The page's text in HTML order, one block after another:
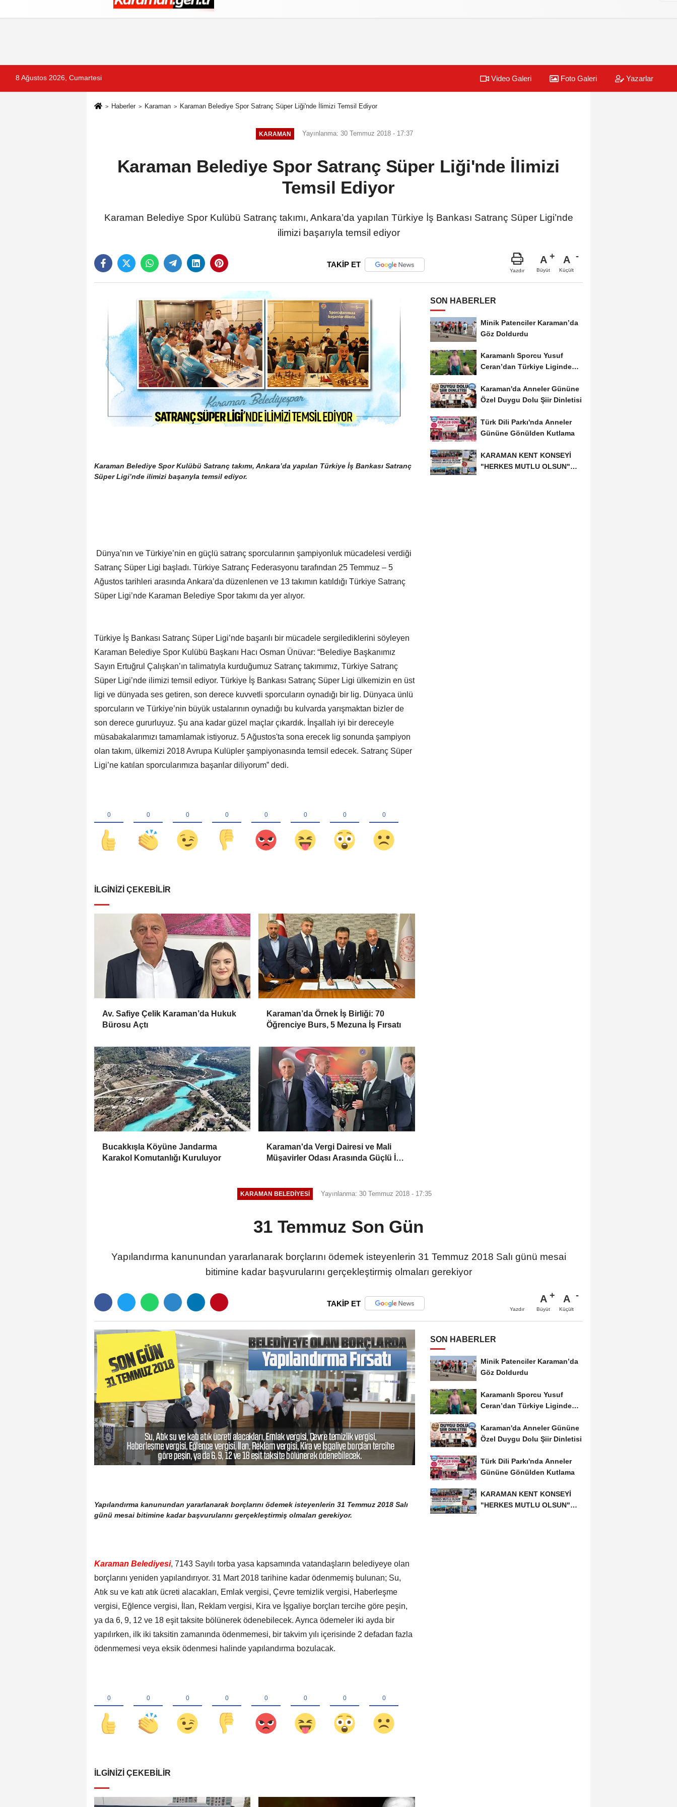
Künye İletişim Çerez Politikası
8 Ağustos 2026, Cumartesi Video Galeri Foto Galeri Yazarlar
Haberler Karaman Karaman Belediye Spor Satranç Süper Liği'nde İlimizi Temsil Ediyor
KARAMAN Yayınlanma: 30 Temmuz 2018 - 17:37
Karaman Belediye Spor Satranç Süper Liği'nde İlimizi
Temsil Ediyor
Karaman Belediye Spor Kulübü Satranç takımı, Ankara’da yapılan Türkiye İş Bankası Satranç Süper Ligi’nde
ilimizi başarıyla temsil ediyor
TAKİP ET
Yazdır
A
Büyüt
A
Küçült
Karaman Belediye Spor Kulübü Satranç takımı, Ankara’da yapılan Türkiye İş Bankası Satranç
Süper Ligi’nde ilimizi başarıyla temsil ediyor.
Dünya’nın ve Türkiye’nin en güçlü satranç sporcularının şampiyonluk mücadelesi verdiği
Satranç Süper Ligi başladı. Türkiye Satranç Federasyonu tarafından 25 Temmuz – 5
Ağustos tarihleri arasında Ankara’da düzenlenen ve 13 takımın katıldığı Türkiye Satranç
Süper Ligi’nde Karaman Belediye Spor takımı da yer alıyor.
Türkiye İş Bankası Satranç Süper Ligi’nde başarılı bir mücadele sergilediklerini söyleyen
Karaman Belediye Spor Kulübü Başkanı Hacı Osman Ünüvar: “Belediye Başkanımız
Sayın Ertuğrul Çalışkan’ın talimatıyla kurduğumuz Satranç takımımız, Türkiye Satranç
Süper Ligi’nde ilimizi temsil ediyor. Türkiye İş Bankası Satranç Süper Ligi ülkemizin en üst
ligi ve dünyada ses getiren, son derece kuvvetli sporcuların oynadığı bir lig. Dünyaca ünlü
sporcuların ve Türkiye’nin büyük ustalarının oynadığı bu kulvarda yarışmaktan bizler de
son derece gururluyuz. Şu ana kadar güzel maçlar çıkardık. İnşallah iyi bir dereceyle
müsabakalarımızı tamamlamak istiyoruz. 5 Ağustos'ta sona erecek lig sonunda şampiyon
olan takım, ülkemizi 2018 Avrupa Kulüpler şampiyonasında temsil edecek. Satranç Süper
Ligi’ne katılan sporcularımıza başarılar diliyorum” dedi.
İLGINIZI ÇEKEBILIR
Av. Safiye Çelik Karaman’da Hukuk
Bürosu Açtı
Karaman’da Örnek İş Birliği: 70
Öğrenciye Burs, 5 Mezuna İş Fırsatı
Bucakkışla Köyüne Jandarma
Karakol Komutanlığı Kuruluyor
Karaman'da Vergi Dairesi ve Mali
Müşavirler Odası Arasında Güçlü İş
SON HABERLER
Minik Patenciler Karaman’da
Göz Doldurdu
Karamanlı Sporcu Yusuf
Ceran’dan Türkiye Liginde
Karaman'da Anneler Gününe
Özel Duygu Dolu Şiir Dinletisi
Türk Dili Parkı'nda Anneler
Gününe Gönülden Kutlama
KARAMAN KENT KONSEYİ
"HERKES MUTLU OLSUN"
KARAMAN BELEDIYESI Yayınlanma: 30 Temmuz 2018 - 17:35
31 Temmuz Son Gün
Yapılandırma kanunundan yararlanarak borçlarını ödemek isteyenlerin 31 Temmuz 2018 Salı günü mesai
bitimine kadar başvurularını gerçekleştirmiş olmaları gerekiyor
TAKİP ET
Yazdır
A
Büyüt
A
Küçült
Yapılandırma kanunundan yararlanarak borçlarını ödemek isteyenlerin 31 Temmuz 2018 Salı
günü mesai bitimine kadar başvurularını gerçekleştirmiş olmaları gerekiyor.
Karaman Belediyesi, 7143 Sayılı torba yasa kapsamında vatandaşların belediyeye olan
borçlarını yeniden yapılandırıyor. 31 Mart 2018 tarihine kadar ödenmemiş bulunan; Su,
Atık su ve katı atık ücreti alacakları, Emlak vergisi, Çevre temizlik vergisi, Haberleşme
vergisi, Eğlence vergisi, İlan, Reklam vergisi, Kira ve İşgaliye borçları tercihe göre peşin,
ya da 6, 9, 12 ve 18 eşit taksite bölünerek ödenebilecek. Ayrıca ödemeler iki ayda bir
yapılırken, ilk iki taksitin zamanında ödenmemesi, bir takvim yılı içerisinde 2 defadan fazla
ödenmemesi veya eksik ödenmesi halinde yapılandırma bozulacak.
İLGINIZI ÇEKEBILIR
SON HABERLER
Minik Patenciler Karaman’da
Göz Doldurdu
Karamanlı Sporcu Yusuf
Ceran’dan Türkiye Liginde
Karaman'da Anneler Gününe
Özel Duygu Dolu Şiir Dinletisi
Türk Dili Parkı'nda Anneler
Gününe Gönülden Kutlama
KARAMAN KENT KONSEYİ
"HERKES MUTLU OLSUN"